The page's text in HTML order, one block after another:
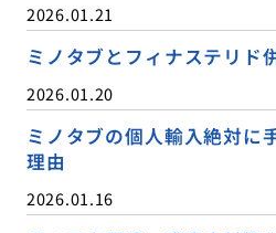
2026.01.21
ミノタブとフィナステリド
2026.01.20
ミノタブの個人輸入絶対に
理由
2026.01.16